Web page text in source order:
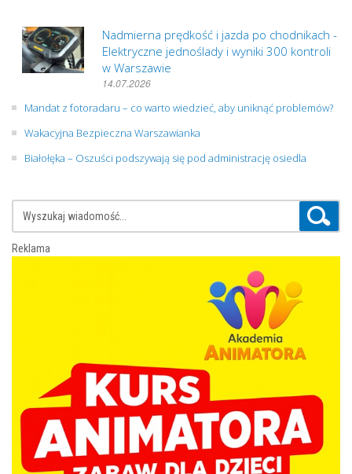
Nadmierna prędkość i jazda po chodnikach -
Elektryczne jednoślady i wyniki 300 kontroli
w Warszawie
14.07.2026
Mandat z fotoradaru – co warto wiedzieć, aby uniknąć problemów?
Wakacyjna Bezpieczna Warszawianka
Białołęka – Oszuści podszywają się pod administrację osiedla
Reklama